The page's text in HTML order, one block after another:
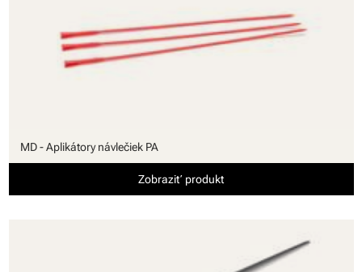
MD - Aplikátory návlečiek PA
Zobraziť produkt